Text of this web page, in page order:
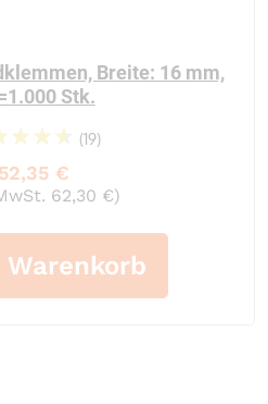
Breite: 16 mm,
Stk.
96%
(19)
52,35 €
62,30 €)
Warenkorb